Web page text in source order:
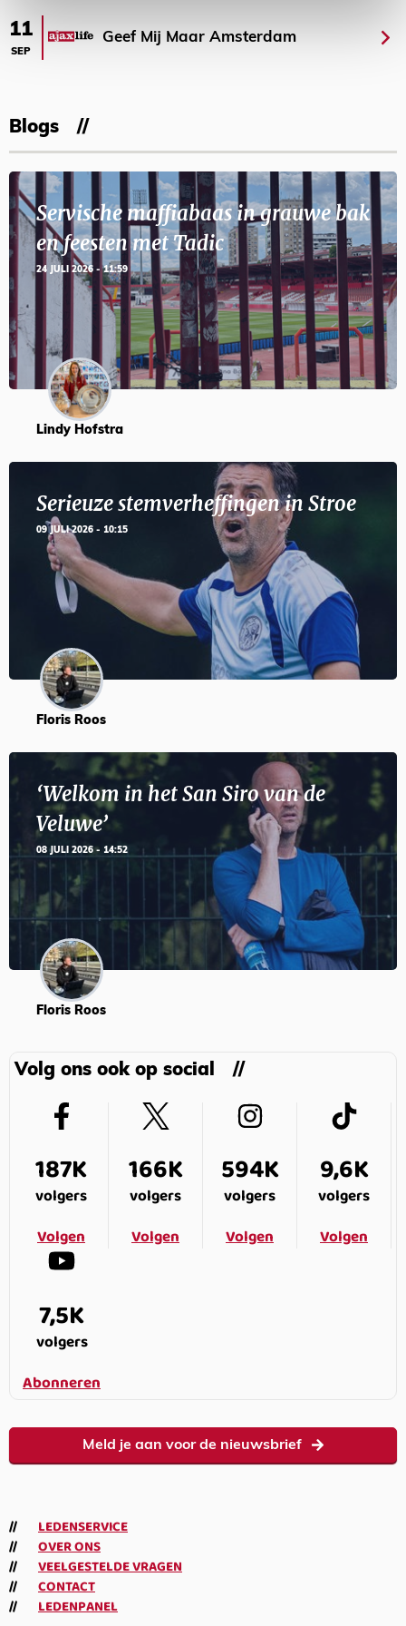
11
SEP
Geef Mij Maar Amsterdam
Blogs
Servische maffiabaas in grauwe bak
en feesten met Tadic
24 JULI 2026 - 11:59
Lindy Hofstra
Serieuze stemverheffingen in Stroe
09 JULI 2026 - 10:15
Floris Roos
‘Welkom in het San Siro van de
Veluwe’
08 JULI 2026 - 14:52
Floris Roos
Volg ons ook op social
187K
volgers
Volgen
166K
volgers
Volgen
594K
volgers
Volgen
9,6K
volgers
Volgen
7,5K
volgers
Abonneren
Meld je aan voor de nieuwsbrief
LEDENSERVICE
OVER ONS
VEELGESTELDE VRAGEN
CONTACT
LEDENPANEL